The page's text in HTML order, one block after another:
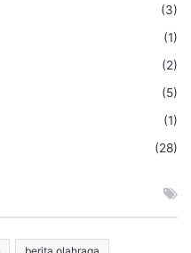
(3)
(1)
(2)
(5)
(1)
(28)